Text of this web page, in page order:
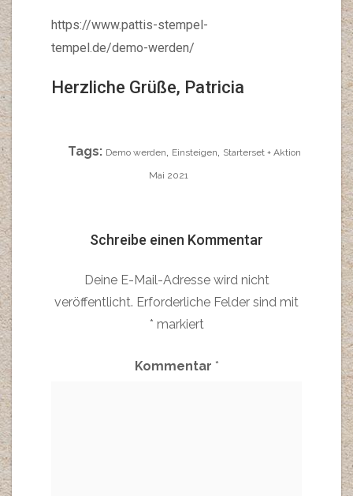
https://www.pattis-stempel-
tempel.de/demo-werden/
Herzliche Grüße, Patricia
Tags: Demo werden Einsteigen Starterset + Aktion
Mai 2021
Schreibe einen Kommentar
Deine E-Mail-Adresse wird nicht
veröffentlicht. Erforderliche Felder sind mit
* markiert
Kommentar *